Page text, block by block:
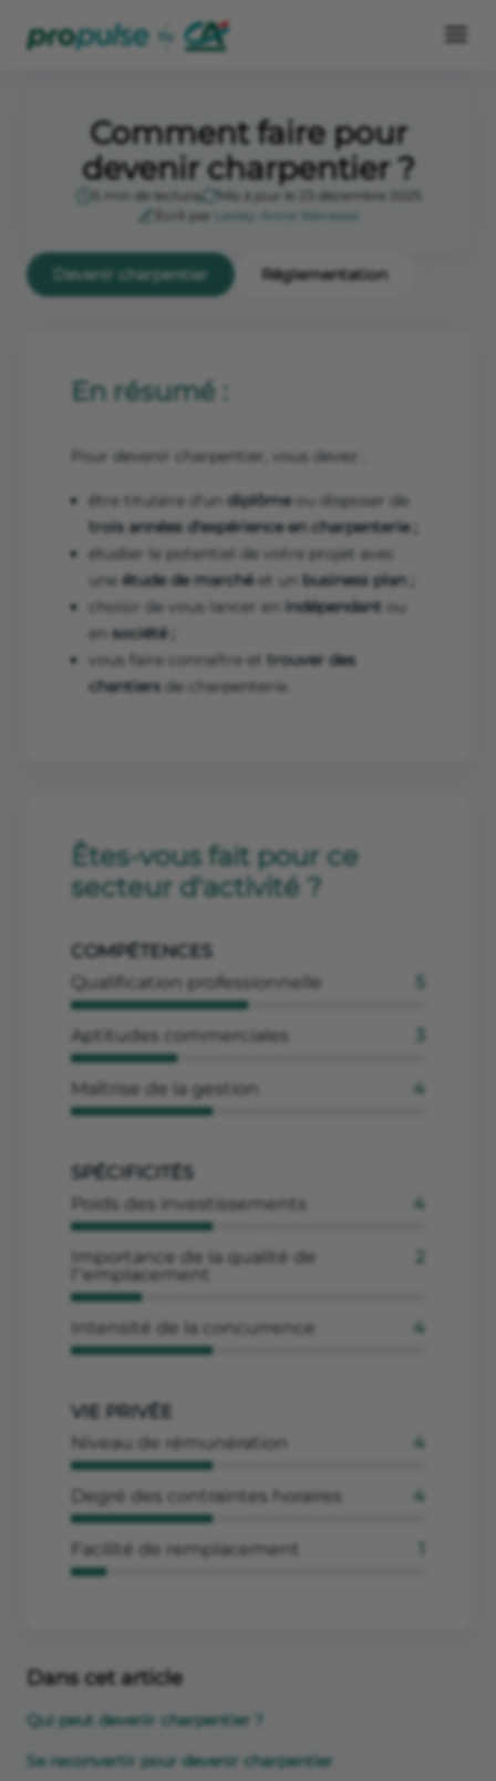
Comment faire pour
devenir charpentier ?
5 min de lecture
Mis à jour le 23 décembre 2025
Écrit par
Lesley-Anne Wanesse
Devenir charpentier Réglementation
En résumé :
Pour devenir charpentier, vous devez :
être titulaire d'un diplôme ou disposer de
trois années d'expérience en charpenterie ;
étudier le potentiel de votre projet avec
une étude de marchéet un business plan ;
choisir de vous lancer en indépendant ou
en société ;
vous faire connaître et trouver des
chantiers de charpenterie.
Êtes-vous fait pour ce
secteur d'activité ?
COMPÉTENCES
Qualification professionnelle
Aptitudes commerciales
Maîtrise de la gestion 4
SPÉCIFICITÉS
Poids des investissements
4
Importance de la qualité de
l''emplacement
Intensité de la concurrence 4
VIE PRIVÉE
Niveau de rémunération
4
Degré des contraintes horaires 4
Facilité de remplacement
Dans cet article
Qui peut devenir charpentier ?
Se reconvertir pour devenir charpentier